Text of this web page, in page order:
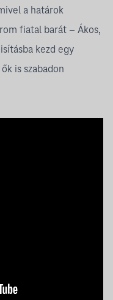
a határok
fiatal barát – Ákos,
kezd egy
is szabadon